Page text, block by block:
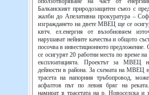
Балканският природозащитен съюз с
жалби до Апелативна прокуратура –
изграждането на двете МВЕЦ ще се
квтч. ел.енергия от възобновяем
нарушават нейните качества и общото
посочва в инвестиционното предложение.
се осигурят 20 работни места по време на
експлоатацията. Проектът за МВЕЦ
дейности в района. За схемата на МВЕЦ
трасета на напорния тръбопровод,
асфалтов път по левия бряг на
намират в трасетата на р. Новоселска